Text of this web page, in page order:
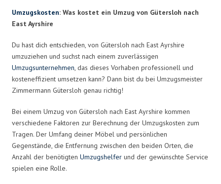
Umzugskosten: Was kostet ein Umzug von Gütersloh nach
East Ayrshire
Du hast dich entschieden, von Gütersloh nach East Ayrshire
umzuziehen und suchst nach einem zuverlässigen
Umzugsunternehmen, das dieses Vorhaben professionell und
kosteneffizient umsetzen kann? Dann bist du bei Umzugsmeister
Zimmermann Gütersloh genau richtig!
Bei einem Umzug von Gütersloh nach East Ayrshire kommen
verschiedene Faktoren zur Berechnung der Umzugskosten zum
Tragen. Der Umfang deiner Möbel und persönlichen
Gegenstände, die Entfernung zwischen den beiden Orten, die
Anzahl der benötigten Umzugshelfer und der gewünschte Service
spielen eine Rolle.